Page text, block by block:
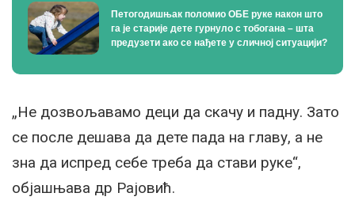
Петогодишњак поломио ОБЕ руке након што
га је старије дете гурнуло с тобогана – шта
предузети ако се нађете у сличној ситуацији?
„Не дозвољавамо деци да скачу и падну. Зато
се после дешава да дете пада на главу, а не
зна да испред себе треба да стави руке“,
објашњава др Рајовић.